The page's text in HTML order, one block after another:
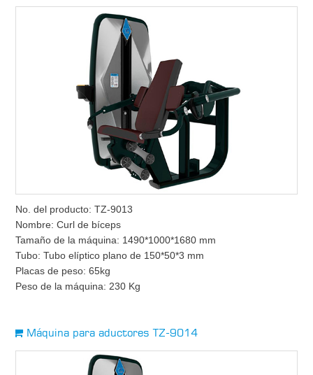
No. del producto: TZ-9013
Nombre: Curl de bíceps
Tamaño de la máquina: 1490*1000*1680 mm
Tubo: Tubo elíptico plano de 150*50*3 mm
Placas de peso: 65kg
Peso de la máquina: 230 Kg
Máquina para aductores TZ-9014